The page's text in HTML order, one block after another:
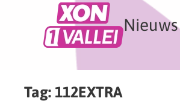
Nieuws
Tag: 112EXTRA